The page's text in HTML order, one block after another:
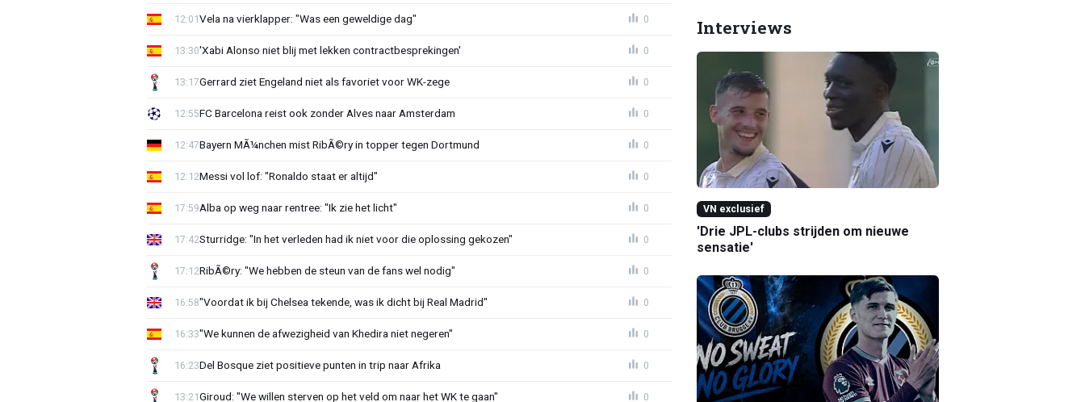
Vela na vierklapper: "Was een geweldige dag"
12:01 0
'Xabi Alonso niet blij met lekken contractbesprekingen'
13:30 0
Gerrard ziet Engeland niet als favoriet voor WK-zege
13:17 0
FC Barcelona reist ook zonder Alves naar Amsterdam
12:55 0
Bayern MÃ¼nchen mist RibÃ©ry in topper tegen Dortmund
12:47 0
Messi vol lof: "Ronaldo staat er altijd"
12:12 0
Alba op weg naar rentree: "Ik zie het licht"
17:59 0
Sturridge: "In het verleden had ik niet voor die oplossing gekozen"
17:42 0
RibÃ©ry: "We hebben de steun van de fans wel nodig"
17:12 0
"Voordat ik bij Chelsea tekende, was ik dicht bij Real Madrid"
16:58 0
"We kunnen de afwezigheid van Khedira niet negeren"
16:33 0
Del Bosque ziet positieve punten in trip naar Afrika
16:23 0
Giroud: "We willen sterven op het veld om naar het WK te gaan"
13:21 0
Interviews
VN exclusief
'Drie JPL-clubs strijden om nieuwe
sensatie'